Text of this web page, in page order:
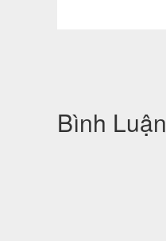
Bình Luận